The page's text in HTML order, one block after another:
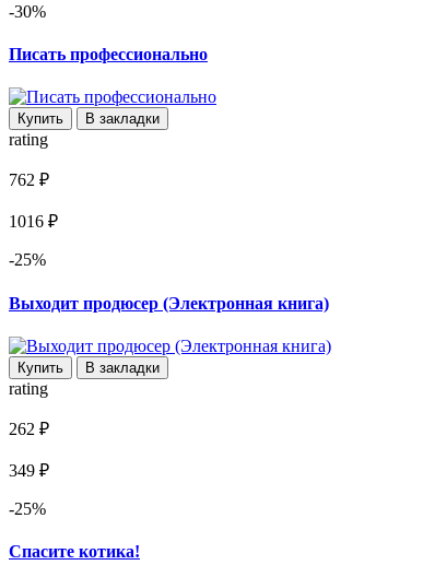
-30%
Писать профессионально
Купить В закладки
rating
762 ₽
1016 ₽
-25%
Выходит продюсер (Электронная книга)
Купить В закладки
rating
262 ₽
349 ₽
-25%
Спасите котика!